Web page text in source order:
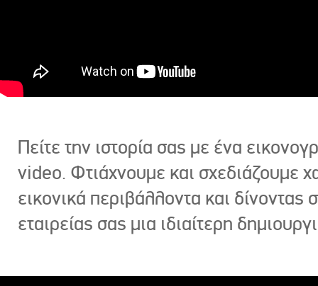
Πείτε την ιστορία σας με ένα
video. Φτιάχνουμε και σχεδιάζουμε
εικονικά περιβάλλοντα και δίνοντας
εταιρείας σας μια ιδιαίτερη